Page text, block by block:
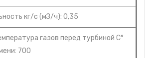
кг/с (мЗ/ч): 0,35
газов перед турбиной С°
700